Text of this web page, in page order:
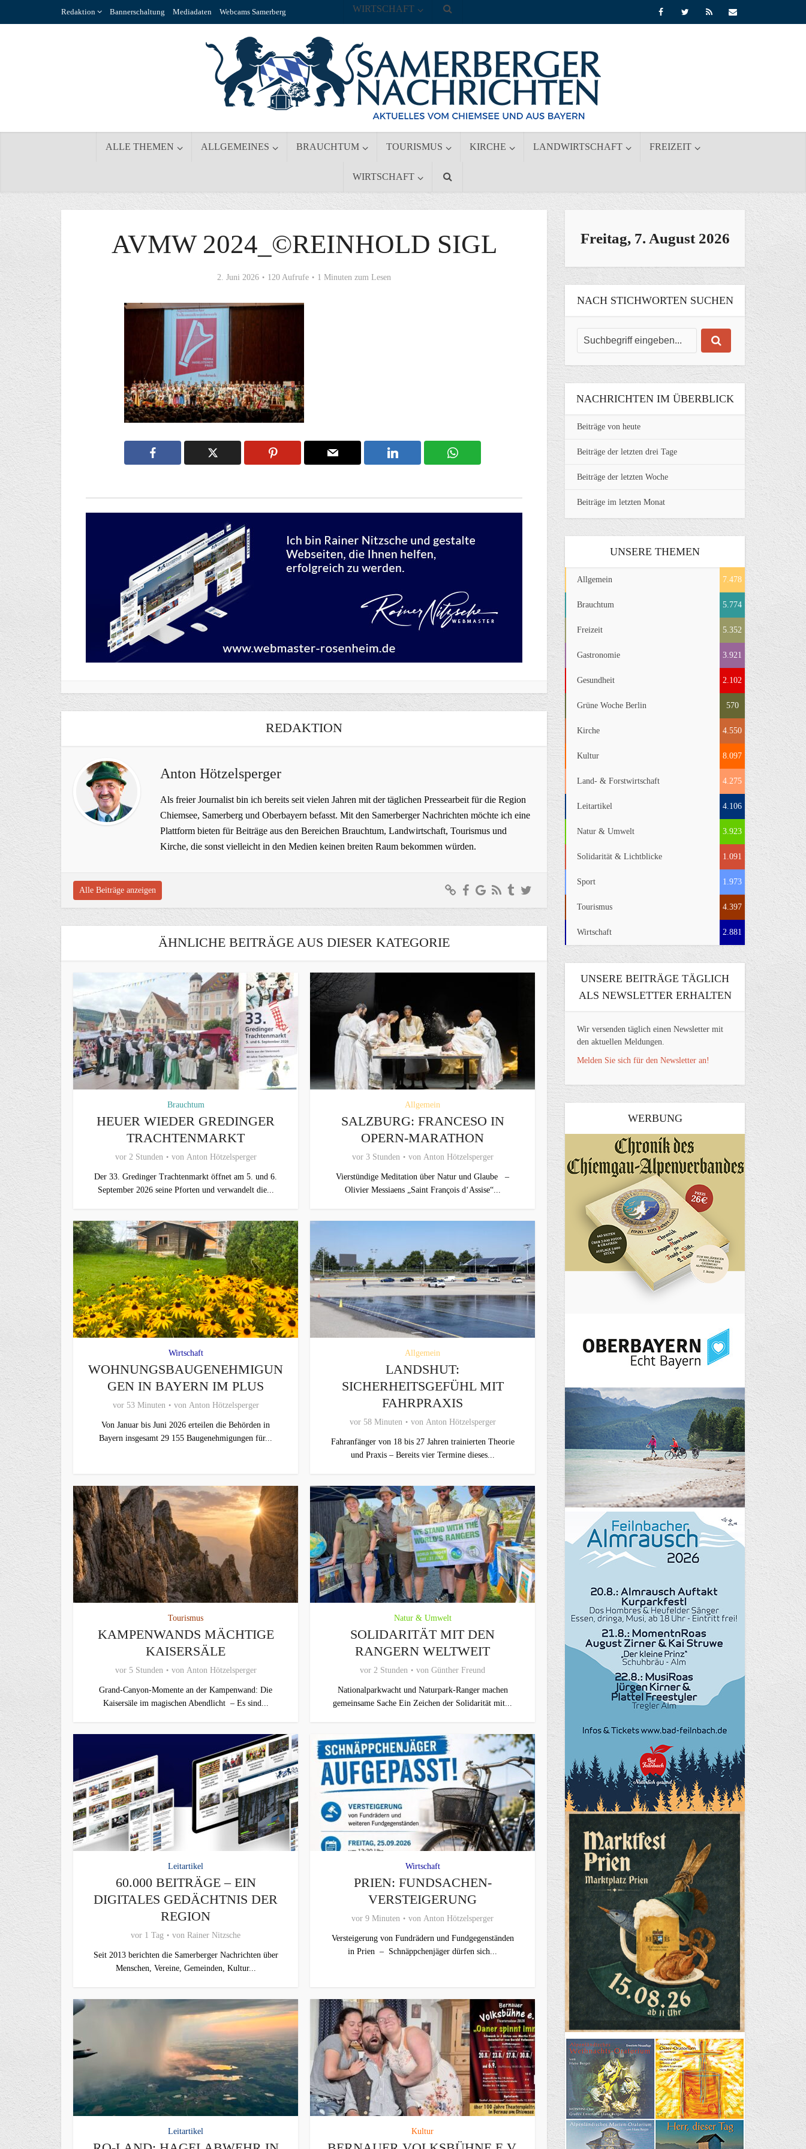
Redaktion Bannerschaltung Mediadaten Webcams Samerberg
ALLE THEMEN ALLGEMEINES BRAUCHTUM TOURISMUS KIRCHE LANDWIRTSCHAFT FREIZEIT
WIRTSCHAFT
WIRTSCHAFT
AVMW 2024_©REINHOLD SIGL
2. Juni 2026 120 Aufrufe 1 Minuten zum Lesen
REDAKTION
Anton Hötzelsperger
Als freier Journalist bin ich bereits seit vielen Jahren mit der täglichen Pressearbeit für die Region
Chiemsee, Samerberg und Oberbayern befasst. Mit den Samerberger Nachrichten möchte ich eine
Plattform bieten für Beiträge aus den Bereichen Brauchtum, Landwirtschaft, Tourismus und
Kirche, die sonst vielleicht in den Medien keinen breiten Raum bekommen würden.
Alle Beiträge anzeigen
ÄHNLICHE BEITRÄGE AUS DIESER KATEGORIE
Brauchtum
HEUER WIEDER GREDINGER
TRACHTENMARKT
vor 2 Stunden von Anton Hötzelsperger
Der 33. Gredinger Trachtenmarkt öffnet am 5. und 6.
September 2026 seine Pforten und verwandelt die...
Allgemein
SALZBURG: FRANCESO IN
OPERN-MARATHON
vor 3 Stunden von Anton Hötzelsperger
Vierstündige Meditation über Natur und Glaube –
Olivier Messiaens „Saint François d‘Assise“...
Wirtschaft
WOHNUNGSBAUGENEHMIGUN
GEN IN BAYERN IM PLUS
vor 53 Minuten von Anton Hötzelsperger
Von Januar bis Juni 2026 erteilen die Behörden in
Bayern insgesamt 29 155 Baugenehmigungen für...
Allgemein
LANDSHUT:
SICHERHEITSGEFÜHL MIT
FAHRPRAXIS
vor 58 Minuten von Anton Hötzelsperger
Fahranfänger von 18 bis 27 Jahren trainierten Theorie
und Praxis – Bereits vier Termine dieses...
Tourismus
KAMPENWANDS MÄCHTIGE
KAISERSÄLE
vor 5 Stunden von Anton Hötzelsperger
Grand-Canyon-Momente an der Kampenwand: Die
Kaisersäle im magischen Abendlicht – Es sind...
Natur & Umwelt
SOLIDARITÄT MIT DEN
RANGERN WELTWEIT
vor 2 Stunden von Günther Freund
Nationalparkwacht und Naturpark-Ranger machen
gemeinsame Sache Ein Zeichen der Solidarität mit...
Leitartikel
60.000 BEITRÄGE – EIN
DIGITALES GEDÄCHTNIS DER
REGION
vor 1 Tag von Rainer Nitzsche
Seit 2013 berichten die Samerberger Nachrichten über
Menschen, Vereine, Gemeinden, Kultur...
Wirtschaft
PRIEN: FUNDSACHEN-
VERSTEIGERUNG
vor 9 Minuten von Anton Hötzelsperger
Versteigerung von Fundrädern und Fundgegenständen
in Prien – Schnäppchenjäger dürfen sich...
Leitartikel Kultur
Freitag, 7. August 2026
NACH STICHWORTEN SUCHEN
NACHRICHTEN IM ÜBERBLICK
Beiträge von heute
Beiträge der letzten drei Tage
Beiträge der letzten Woche
Beiträge im letzten Monat
UNSERE THEMEN
Allgemein 7.478
Brauchtum 5.774
Freizeit 5.352
Gastronomie 3.921
Gesundheit 2.102
Grüne Woche Berlin 570
Kirche 4.550
Kultur 8.097
Land- & Forstwirtschaft 4.275
Leitartikel 4.106
Natur & Umwelt 3.923
Solidarität & Lichtblicke 1.091
Sport 1.973
Tourismus 4.397
Wirtschaft 2.881
UNSERE BEITRÄGE TÄGLICH
ALS NEWSLETTER ERHALTEN
Wir versenden täglich einen Newsletter mit
den aktuellen Meldungen.
Melden Sie sich für den Newsletter an!
WERBUNG